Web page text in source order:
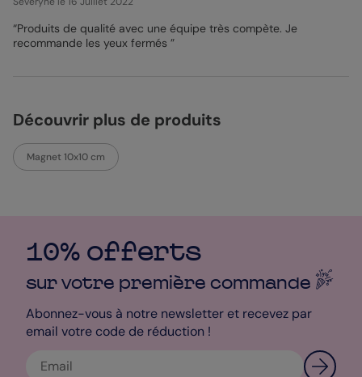
studio de personnalisation.
Clara - Pop Designer
“Produits de qualité avec une équipe très compète. Je
recommande les yeux fermés ”
Découvrir plus de produits
Magnet 10x10 cm
10% offerts
sur votre première commande
Abonnez-vous à notre newsletter et recevez par
email votre code de réduction !